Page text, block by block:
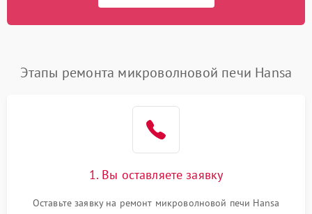
Этапы ремонта микроволновой печи Hansa
1. Вы оставляете заявку
Оставьте заявку на ремонт микроволновой печи Hansa